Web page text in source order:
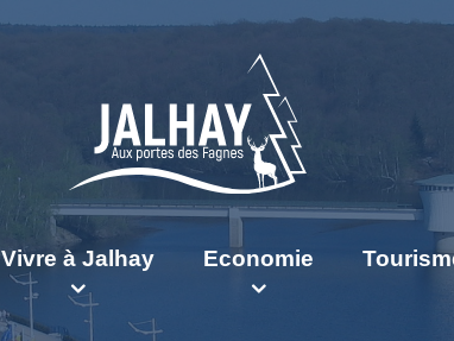
Vivre à Jalhay Economie